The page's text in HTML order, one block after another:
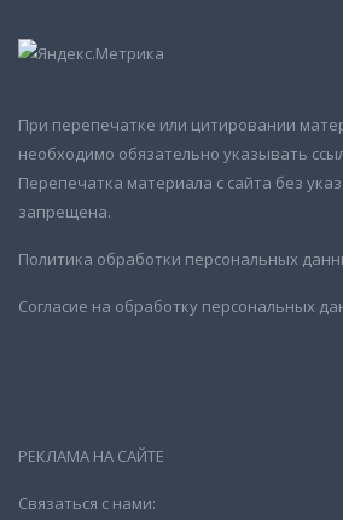
При перепечатке или цитировании
необходимо обязательно указывать
Перепечатка материала с сайта без
запрещена.
Политика обработки персональных
Согласие на обработку персональных
РЕКЛАМА НА САЙТЕ
Связаться с нами: